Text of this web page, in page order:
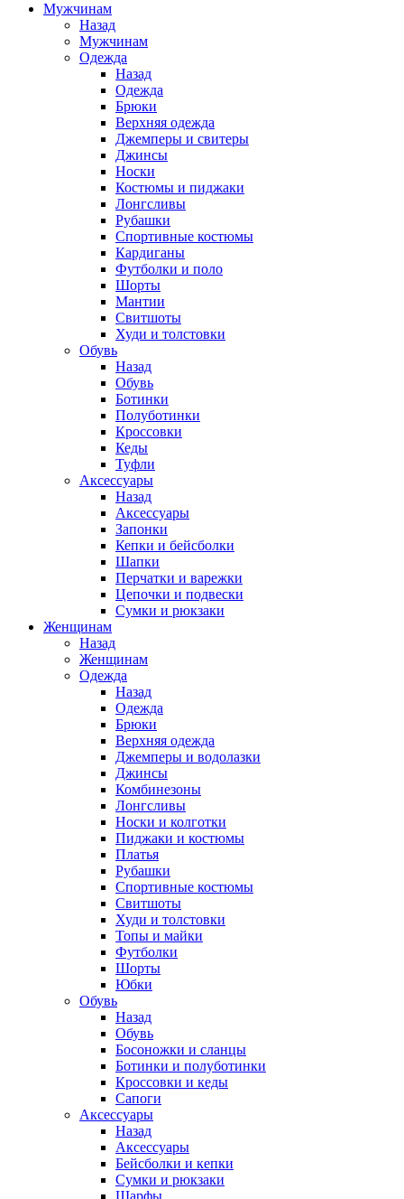
Мужчинам
Назад
Мужчинам
Одежда
Назад
Одежда
Брюки
Верхняя одежда
Джемперы и свитеры
Джинсы
Носки
Костюмы и пиджаки
Лонгсливы
Рубашки
Спортивные костюмы
Кардиганы
Футболки и поло
Шорты
Мантии
Свитшоты
Худи и толстовки
Обувь
Назад
Обувь
Ботинки
Полуботинки
Кроссовки
Кеды
Туфли
Аксессуары
Назад
Аксессуары
Запонки
Кепки и бейсболки
Шапки
Перчатки и варежки
Цепочки и подвески
Сумки и рюкзаки
Женщинам
Назад
Женщинам
Одежда
Назад
Одежда
Брюки
Верхняя одежда
Джемперы и водолазки
Джинсы
Комбинезоны
Лонгсливы
Носки и колготки
Пиджаки и костюмы
Платья
Рубашки
Спортивные костюмы
Свитшоты
Худи и толстовки
Топы и майки
Футболки
Шорты
Юбки
Обувь
Назад
Обувь
Босоножки и сланцы
Ботинки и полуботинки
Кроссовки и кеды
Сапоги
Аксессуары
Назад
Аксессуары
Бейсболки и кепки
Сумки и рюкзаки
Шарфы